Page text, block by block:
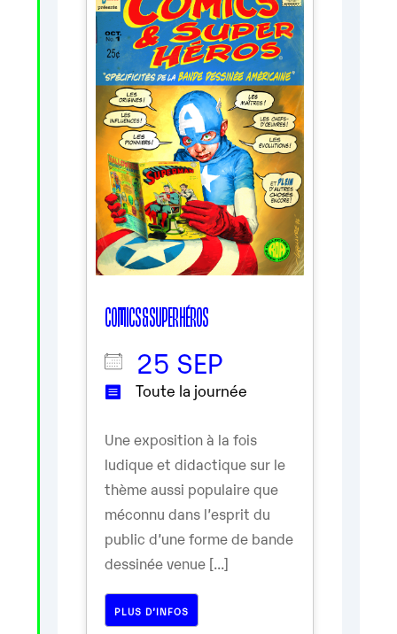
COMICS & SUPER HÉROS
25 SEP
Toute la journée
Une exposition à la fois
ludique et didactique sur le
thème aussi populaire que
méconnu dans l’esprit du
public d’une forme de bande
dessinée venue [...]
PLUS D’INFOS